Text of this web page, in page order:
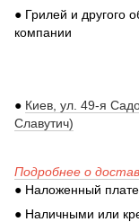
● Грилей и другого
компании
● Киев, ул. 49-я
Славутич)
Подробнее о
● Наложенный
● Наличными или